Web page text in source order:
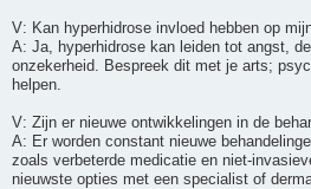
V: Kan hyperhidrose invloed hebben op
A: Ja, hyperhidrose kan leiden tot angst,
onzekerheid. Bespreek dit met je arts;
helpen.
V: Zijn er nieuwe ontwikkelingen in de
A: Er worden constant nieuwe
zoals verbeterde medicatie en niet-
nieuwste opties met een specialist of